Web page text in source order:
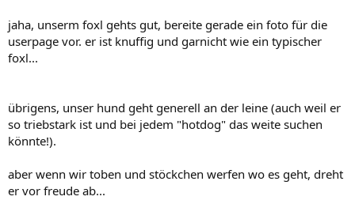
jaha, unserm foxl gehts gut, bereite gerade ein foto für die
userpage vor. er ist knuffig und garnicht wie ein typischer
foxl...
übrigens, unser hund geht generell an der leine (auch weil er
so triebstark ist und bei jedem "hotdog" das weite suchen
könnte!).
aber wenn wir toben und stöckchen werfen wo es geht, dreht
er vor freude ab...